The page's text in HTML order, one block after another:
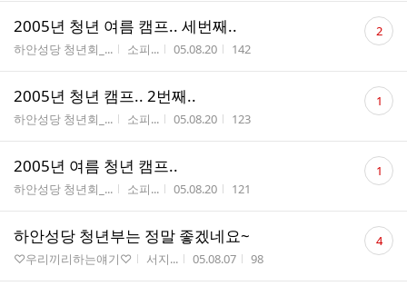
2005년 청년 여름 캠프.. 세번째..
게시판명
하안성당 청년회_... 작성자
소피... 작성시간
05.08.20 조회수
142
댓
글 2
2005년 청년 캠프.. 2번째..
게시판명
하안성당 청년회_... 작성자
소피... 작성시간
05.08.20 조회수
123
댓
글 1
2005년 여름 청년 캠프..
게시판명
하안성당 청년회_... 작성자
소피... 작성시간
05.08.20 조회수
121
댓
글 1
하안성당 청년부는 정말 좋겠네요~
게시판명
♡우리끼리하는얘기♡ 작성자
서지... 작성시간
05.08.07 조회수
98
댓
글 4